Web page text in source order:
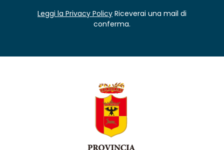
Leggi la Privacy Policy Riceverai una mail di
conferma.